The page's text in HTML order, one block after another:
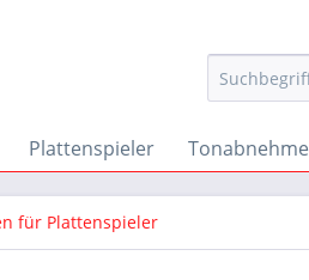
Plattenspieler
für Plattenspieler